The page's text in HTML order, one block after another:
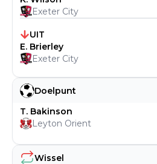
Wissel
Doelpunt
T. Bakinson
Leyton Orient
Exeter City
UIT
E. Brierley
Exeter City